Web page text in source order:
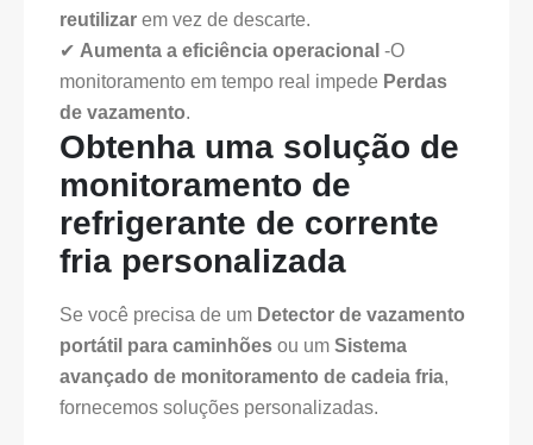
reutilizar em vez de descarte.
✔ Aumenta a eficiência operacional -O
monitoramento em tempo real impede Perdas
de vazamento.
Obtenha uma solução de
monitoramento de
refrigerante de corrente
fria personalizada
Se você precisa de um Detector de vazamento
portátil para caminhões ou um Sistema
avançado de monitoramento de cadeia fria,
fornecemos soluções personalizadas.